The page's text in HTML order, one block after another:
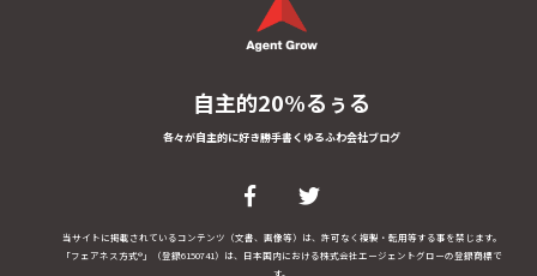
自主的20%るぅる
各々が自主的に好き勝手書くゆるふわ会社ブログ
当サイトに掲載されているコンテンツ（文書、画像等）は、許可なく複製・転用等する事を禁じます。
「フェアネス方式®」（登録6150741）は、日本国内における株式会社エージェントグローの登録商標で
す。